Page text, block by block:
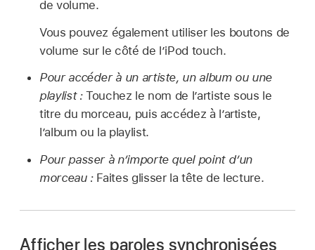
de volume.
Vous pouvez également utiliser les boutons de
volume sur le côté de l’iPod touch.
Pour accéder à un artiste, un album ou une
playlist :Touchez le nom de l’artiste sous le
titre du morceau, puis accédez à l’artiste,
l’album ou la playlist.
Pour passer à n’importe quel point d’un
morceau :Faites glisser la tête de lecture.
Afficher les paroles synchronisées